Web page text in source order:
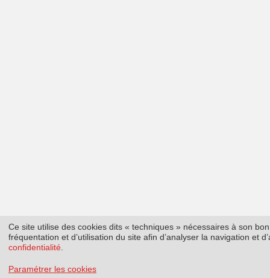
Ce site utilise des cookies dits « techniques » nécessaires à son
fréquentation et d’utilisation du site afin d’analyser la navigation et
confidentialité
Paramétrer les cookies